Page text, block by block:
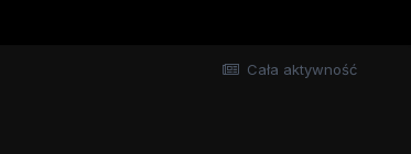
Cała aktywność